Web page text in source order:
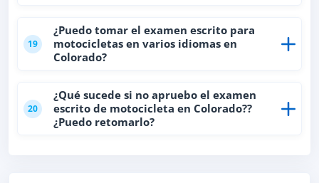
19
¿Puedo tomar el examen escrito para
motocicletas en varios idiomas en
Colorado?
20
¿Qué sucede si no apruebo el examen
escrito de motocicleta en Colorado??
¿Puedo retomarlo?